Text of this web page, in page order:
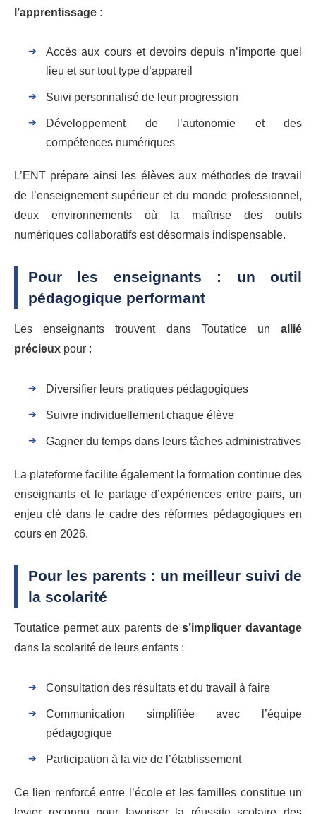
l’apprentissage :
Accès aux cours et devoirs depuis n’importe quel
lieu et sur tout type d’appareil
Suivi personnalisé de leur progression
Développement de l’autonomie et des
compétences numériques
L’ENT prépare ainsi les élèves aux méthodes de travail
de l’enseignement supérieur et du monde professionnel,
deux environnements où la maîtrise des outils
numériques collaboratifs est désormais indispensable.
Pour les enseignants : un outil
pédagogique performant
Les enseignants trouvent dans Toutatice un allié
précieux pour :
Diversifier leurs pratiques pédagogiques
Suivre individuellement chaque élève
Gagner du temps dans leurs tâches administratives
La plateforme facilite également la formation continue des
enseignants et le partage d’expériences entre pairs, un
enjeu clé dans le cadre des réformes pédagogiques en
cours en 2026.
Pour les parents : un meilleur suivi de
la scolarité
Toutatice permet aux parents des’impliquer davantage
dans la scolarité de leurs enfants :
Consultation des résultats et du travail à faire
Communication simplifiée avec l’équipe
pédagogique
Participation à la vie de l’établissement
Ce lien renforcé entre l’école et les familles constitue un